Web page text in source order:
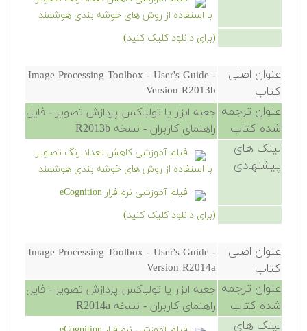
با استفاده از روش های خوشه بندی هوشمند
(برای دانلود کلیک کنید)
عنوان اصلی
کتاب
Image Processing Toolbox - User's Guide -
Version R2013b
عنوان ترجمه
شده کتاب
جعبه ابزار یا تولباکس پردازش تصویر - فایل
راهنمای کاربران - نسخه R2013b
لینک های
پیشنهادی
فیلم آموزشی کاهش تعداد رنگ تصاویر
با استفاده از روش های خوشه بندی هوشمند
فیلم آموزشی نرم‌افزار eCognition
(برای دانلود کلیک کنید)
عنوان اصلی
کتاب
Image Processing Toolbox - User's Guide -
Version R2014a
عنوان ترجمه
شده کتاب
جعبه ابزار یا تولباکس پردازش تصویر - فایل
راهنمای کاربران - نسخه R2014a
لینک های